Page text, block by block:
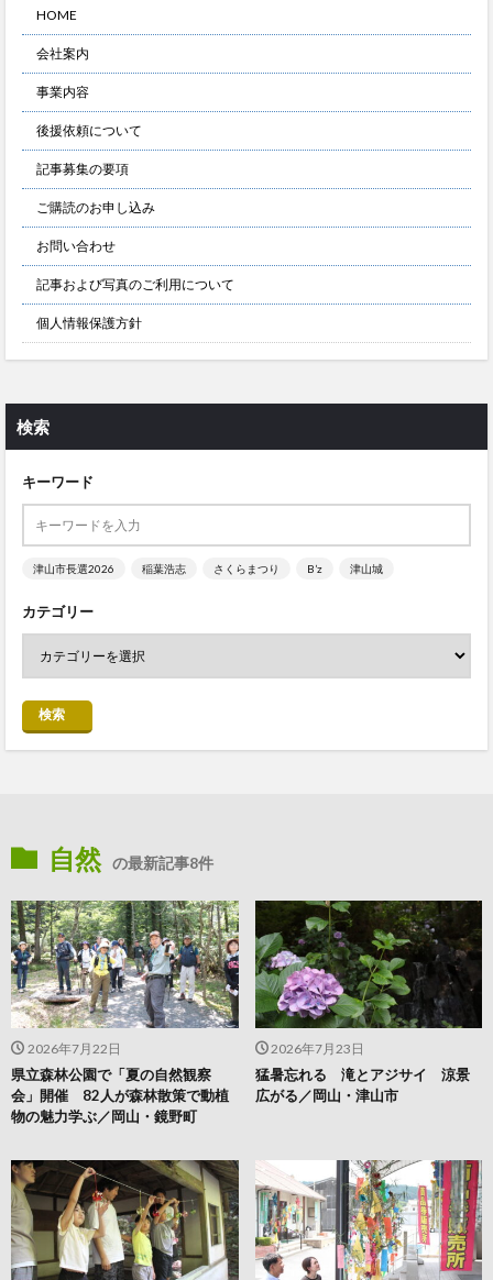
HOME
会社案内
事業内容
後援依頼について
記事募集の要項
ご購読のお申し込み
お問い合わせ
記事および写真のご利用について
個人情報保護方針
検索
キーワード
津山市長選2026 稲葉浩志 さくらまつり B’z 津山城
カテゴリー
検索
自然 の最新記事8件
2026年7月23日
猛暑忘れる 滝とアジサイ 涼景
広がる／岡山・津山市
2026年7月22日
県立森林公園で「夏の自然観察
会」開催 82人が森林散策で動植
物の魅力学ぶ／岡山・鏡野町